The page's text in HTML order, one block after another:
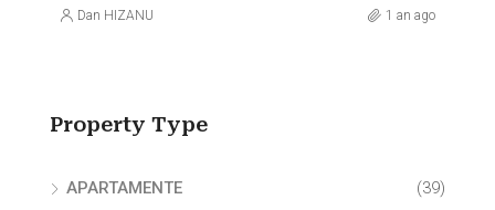
Dan HIZANU 1 an ago
Property Type
APARTAMENTE
(39)